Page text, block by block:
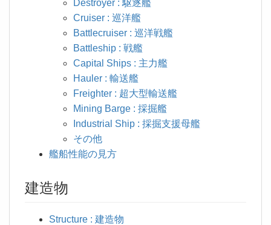
Destroyer : 駆逐艦
Cruiser : 巡洋艦
Battlecruiser : 巡洋戦艦
Battleship : 戦艦
Capital Ships : 主力艦
Hauler : 輸送艦
Freighter : 超大型輸送艦
Mining Barge : 採掘艦
Industrial Ship : 採掘支援母艦
その他
艦船性能の見方
建造物
Structure : 建造物